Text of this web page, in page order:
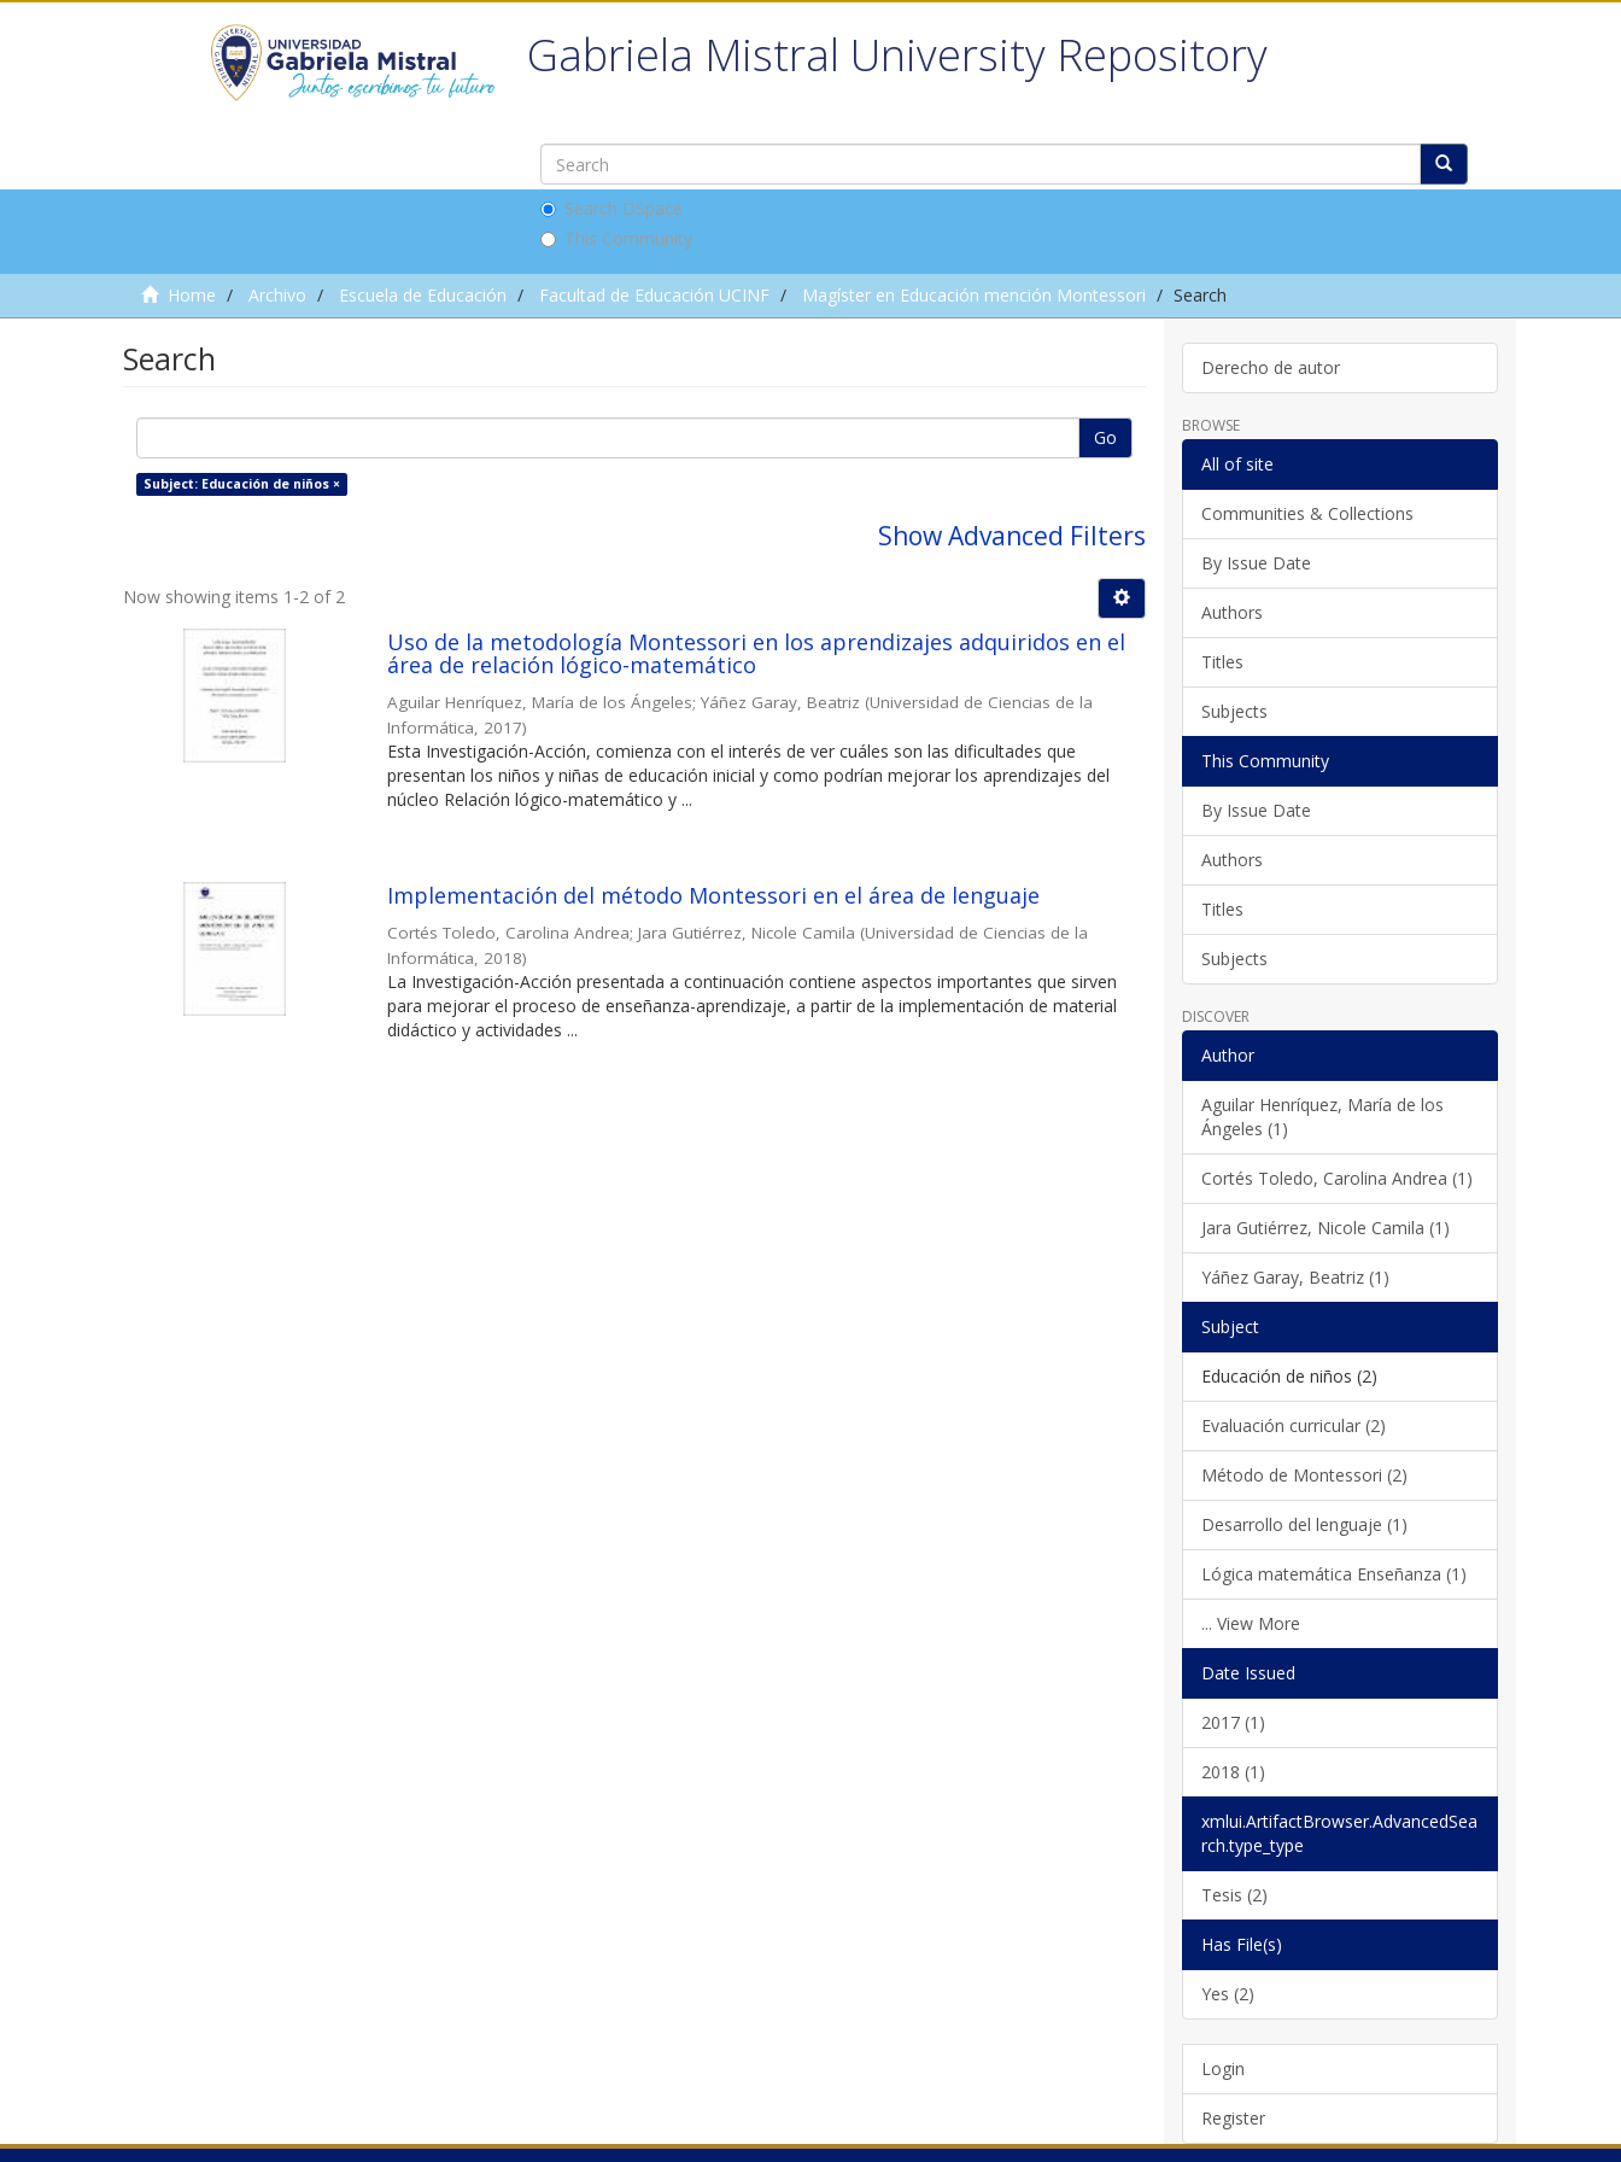
Gabriela Mistral University Repository
Search DSpace
This Community
Home Archivo Escuela de Educación Facultad de Educación UCINF Magíster en Educación mención Montessori Search
Search
Go
Subject: Educación de niños ×
Show Advanced Filters
Now showing items 1-2 of 2
Uso de la metodología Montessori en los aprendizajes adquiridos en el
área de relación lógico-matemático
Aguilar Henríquez, María de los Ángeles;Yáñez Garay, Beatriz (Universidad de Ciencias de la
Informática 2017)
Esta Investigación-Acción, comienza con el interés de ver cuáles son las dificultades que
presentan los niños y niñas de educación inicial y como podrían mejorar los aprendizajes del
núcleo Relación lógico-matemático y ...
Implementación del método Montessori en el área de lenguaje
Cortés Toledo, Carolina Andrea; Jara Gutiérrez, Nicole Camila (Universidad de Ciencias de la
Informática 2018)
La Investigación-Acción presentada a continuación contiene aspectos importantes que sirven
para mejorar el proceso de enseñanza-aprendizaje, a partir de la implementación de material
didáctico y actividades ...
Derecho de autor
BROWSE
All of site
Communities & Collections
By Issue Date
Authors
Titles
Subjects
This Community
By Issue Date
Authors
Titles
Subjects
DISCOVER
Author
Aguilar Henríquez, María de los
Ángeles (1)
Cortés Toledo, Carolina Andrea (1)
Jara Gutiérrez, Nicole Camila (1)
Yáñez Garay, Beatriz (1)
Subject
Educación de niños (2)
Evaluación curricular (2)
Método de Montessori (2)
Desarrollo del lenguaje (1)
Lógica matemática Enseñanza (1)
... View More
Date Issued
2017 (1)
2018 (1)
xmlui.ArtifactBrowser.AdvancedSea
rch.type_type
Tesis (2)
Has File(s)
Yes (2)
Login
Register